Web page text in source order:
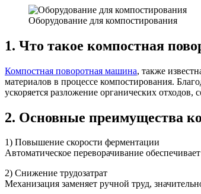
Оборудование для компостирования
1. Что такое компостная
Компостная поворотная машина, также
материалов в процессе компостирования.
ускоряется разложение органических
2. Основные преимущества
1) Повышение скорости ферментации
Автоматическое переворачивание
2) Снижение трудозатрат
Механизация заменяет ручной труд,